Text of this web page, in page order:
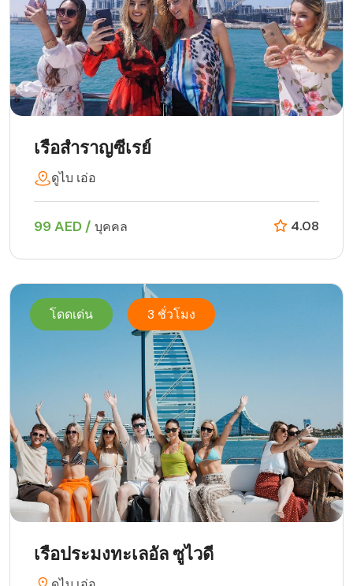
เรือสำราญซีเรย์
ดูไบ เอ่อ
99 AED / บุคคล 4.08
โดดเด่น 3 ชั่วโมง
เรือประมงทะเลอัล ซูไวดี